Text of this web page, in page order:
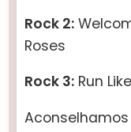
Rock 2:
Roses
Rock 3: Run